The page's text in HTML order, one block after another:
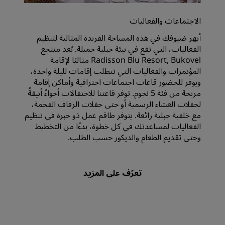
الاجتماعات والفعاليات
أبهر ضيوفك في هذه المساحة الفريدة المثالية لتنظيم
الفعاليات، التي تقع في بيئة جبلية جميلة. يُعد منتجع
Radisson Blu Resort, Bukovel مثاليًا لإقامة
المؤتمرات والفعاليات التي تتطلب إقامات لليلة واحدة،
ويوفر للحضور قاعات اجتماعات احترافية وأماكن إقامة
مريحة من فئة 5 نجوم. توفر قاعتنا للاحتفالات أجواءً أنيقةً
لحفلات العشاء الرسمية أو حتى حفلات الزفاف الفخمة،
مع خلفية جبلية رائعة. يتوفر طاقم عمل ذو خبرة في تنظيم
الفعاليات لمساعدتك في كل خطوة، بدءًا من التخطيط
وحتى تقديم الطعام والديكور حسب الطلب.